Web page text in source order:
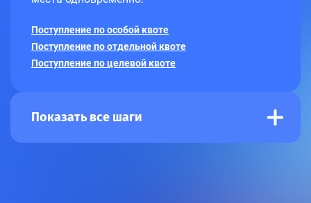
Поступление по особой квоте
Поступление по отдельной квоте
Поступление по целевой квоте
Показать все шаги